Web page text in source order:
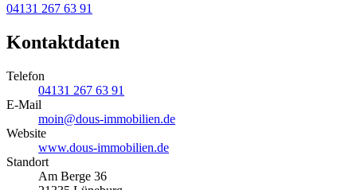
04131 267 63 91
Kontaktdaten
Telefon
04131 267 63 91
E-Mail
moin@dous-immobilien.de
Website
www.dous-immobilien.de
Standort
Am Berge 36